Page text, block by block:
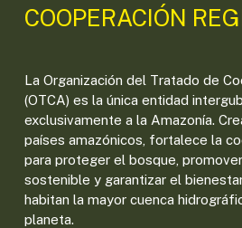
COOPERACIÓN
La Organización del Tratado de
(OTCA) es la única entidad
exclusivamente a la Amazonía.
países amazónicos, fortalece la
para proteger el bosque,
sostenible y garantizar el
habitan la mayor cuenca
planeta.